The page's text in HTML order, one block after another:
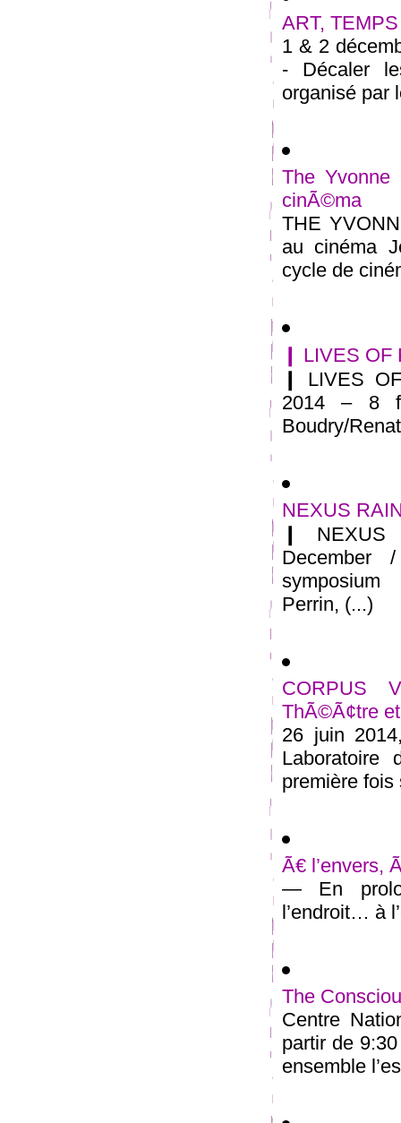
ART,
1 & 2
- Décaler
organisé par
The
cinÃ©ma
THE
au cinéma
cycle de
❙ LIVES OF
❙ LIVES
2014 – 8
Boudry/
NEXUS
❙ NEXUS
December
Perrin, (...)
CORPUS
ThÃ©Ã¢tre
26 juin
Laboratoire
première fois
Ã€ l’envers,
— En
l’endroit… à
The
Centre
partir de
ensemble